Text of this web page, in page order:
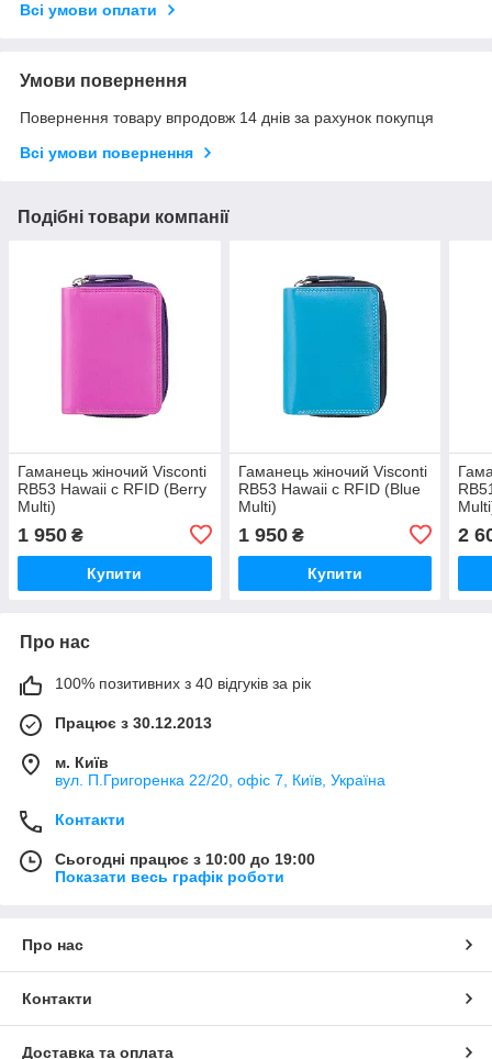
Всі умови оплати
Умови повернення
Повернення товару впродовж 14 днів за рахунок покупця
Всі умови повернення
Подібні товари компанії
Гаманець жіночий Visconti
RB53 Hawaii c RFID (Berry
Multi)
1 950 ₴
Купити
Гаманець жіночий Visconti
RB53 Hawaii c RFID (Blue
Multi)
1 950₴
Купити
2
Про нас
100% позитивних з 40 відгуків за рік
Працює з 30.12.2013
м. Київ
вул. П.Григоренка 22/20, офіс 7, Київ, Україна
Контакти
Сьогодні працює з 10:00 до 19:00
Показати весь графік роботи
Про нас
Контакти
Доставка та оплата